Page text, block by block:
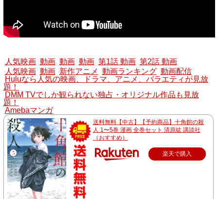
人気映画 動画 動画 動画 第1話 動画 第2話 動画
人気映画 動画 新作アニメ 動画ランキング 動画配信
Huluなら人気の映画、ドラマ、アニメ、バラエティが見放
題！
DMM TVでしか観られない独占・オリジナル作品も見放
題！
Amebaマンガ
送料無料【中古】【予約商品】十角館の殺
人 1〜5巻 漫画 全巻セット 清原紘 講談社
（おすすめ）
楽天で購入